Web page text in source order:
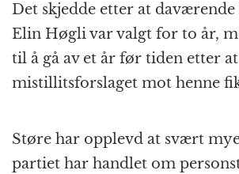
Det skjedde etter at
Elin Høgli var valgt for to år,
til å gå av et år før tiden etter at
mistillitsforslaget mot henne
Støre har opplevd at svært
partiet har handlet om